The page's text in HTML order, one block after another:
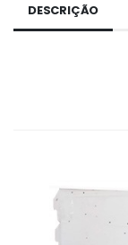
DESCRIÇÃO